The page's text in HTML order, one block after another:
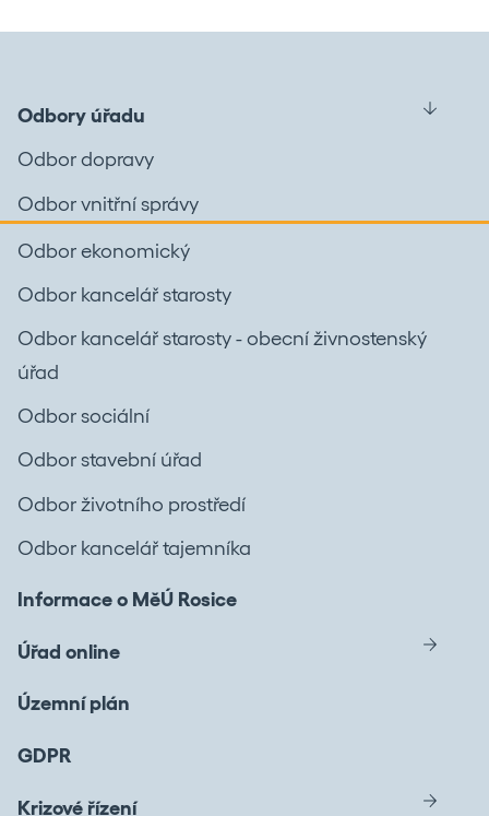
Odbory úřadu
Odbor dopravy
Odbor vnitřní správy
Odbor ekonomický
Odbor kancelář starosty
Odbor kancelář starosty - obecní živnostenský
úřad
Odbor sociální
Odbor stavební úřad
Odbor životního prostředí
Odbor kancelář tajemníka
Informace o MěÚ Rosice
Úřad online
Územní plán
GDPR
Krizové řízení